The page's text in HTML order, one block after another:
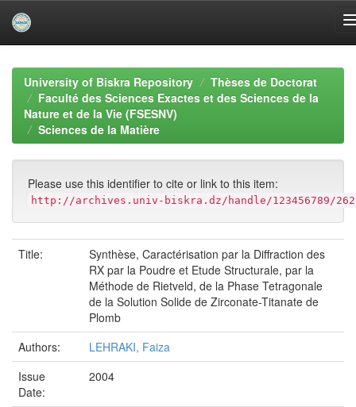
navigationUniversity of Biskra Repository
Thèses de Doctorat
Faculté des Sciences Exactes et des Sciences de la
Nature et de la Vie (FSESNV)
Sciences de la Matière
Please use this identifier to cite or link to this item:
http://archives.univ-biskra.dz/handle/123456789/
Title:
Synthèse, Caractérisation par la Diffraction des
RX par la Poudre et Etude Structurale, par la
Méthode de Rietveld, de la Phase Tetragonale
de la Solution Solide de Zirconate-Titanate de
Plomb
Authors:
LEHRAKI, Faiza
Issue
Date:
2004